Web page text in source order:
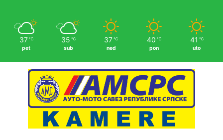
37 ℃
pet
35 ℃
sub
37 ℃
ned
40 ℃
pon
41 ℃
uto